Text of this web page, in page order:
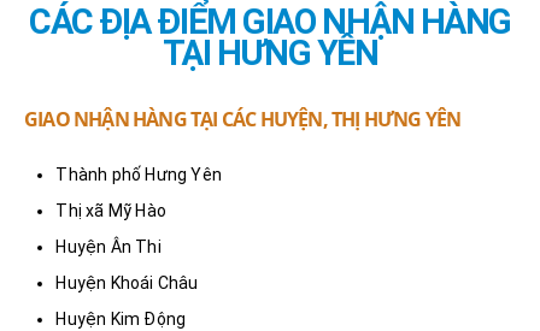
CÁC ĐỊA ĐIỂM GIAO NHẬN HÀNG
TẠI HƯNG YÊN
GIAO NHẬN HÀNG TẠI CÁC HUYỆN, THỊ HƯNG YÊN
Thành phố Hưng Yên
Thị xã Mỹ Hào
Huyện Ân Thi
Huyện Khoái Châu
Huyện Kim Động